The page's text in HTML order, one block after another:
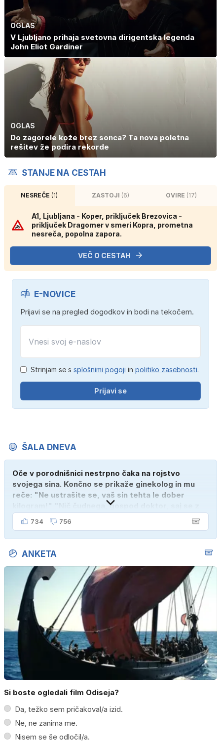
OGLAS
V Ljubljano prihaja svetovna dirigentska legenda
John Eliot Gardiner
OGLAS
Do zagorele kože brez sonca? Ta nova poletna
rešitev že podira rekorde
STANJE NA CESTAH
NESREČE(1) ZASTOJI (6) OVIRE (17)
A1, Ljubljana - Koper, priključek Brezovica -
priključek Dragomer v smeri Kopra, prometna
nesreča, popolna zapora.
VEČ O CESTAH
E-NOVICE
Prijavi se na pregled dogodkov in bodi na tekočem.
Strinjam se s splošnimi pogoji in politiko zasebnosti.
Prijavi se
ŠALA DNEVA
Oče v porodnišnici nestrpno čaka na rojstvo
svojega sina. Končno se prikaže ginekolog in mu
reče: "Ne ustrašite se, vaš sin tehta le dober
kilogram!" "Nič čudnega, gospod doktor, saj se z
ženo poznava šele tri mesece."
734 756
ANKETA
Si boste ogledali film Odiseja?
Da, težko sem pričakoval/a izid.
Ne, ne zanima me.
Nisem se še odločil/a.